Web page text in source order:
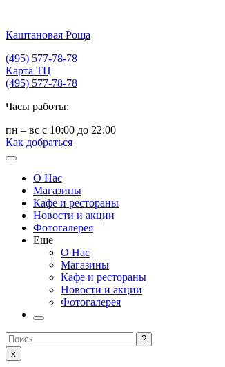
Каштановая Роща
(495) 577-78-78
Карта ТЦ
(495) 577-78-78
Часы работы:
пн – вс с 10:00 до 22:00
Как добраться
О Нас
Магазины
Кафе и рестораны
Новости и акции
Фотогалерея
Еще
О Нас
Магазины
Кафе и рестораны
Новости и акции
Фотогалерея
?
x